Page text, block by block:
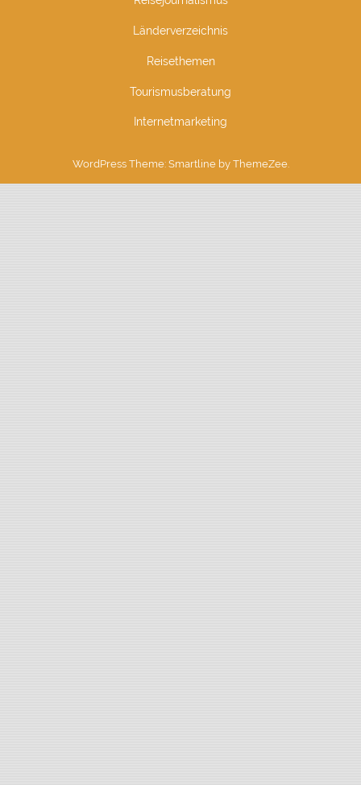
Länderverzeichnis
Reisethemen
Tourismusberatung
Internetmarketing
WordPress Theme: Smartline by ThemeZee.